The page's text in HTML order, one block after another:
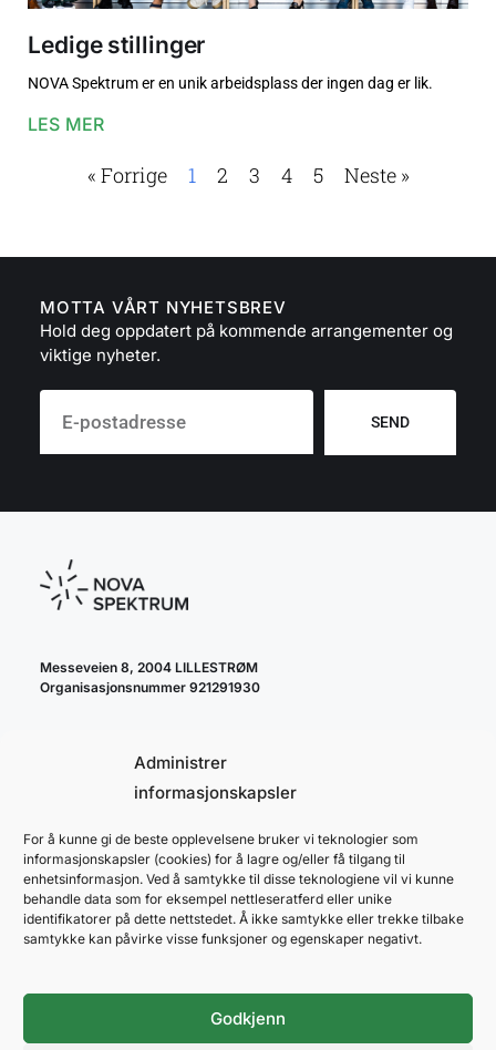
Administrer
informasjonskapsler
For å kunne gi de beste opplevelsene bruker vi teknologier som
informasjonskapsler (cookies) for å lagre og/eller få tilgang til
enhetsinformasjon. Ved å samtykke til disse teknologiene vil vi kunne
behandle data som for eksempel nettleseratferd eller unike
identifikatorer på dette nettstedet. Å ikke samtykke eller trekke tilbake
samtykke kan påvirke visse funksjoner og egenskaper negativt.
Godkjenn
Ledige stillinger
NOVA Spektrum er en unik arbeidsplass der ingen dag er lik.
LES MER
« Forrige 1 2 3 4 5 Neste »
MOTTA VÅRT NYHETSBREV
Hold deg oppdatert på kommende arrangementer og
viktige nyheter.
SEND
Messeveien 8, 2004 LILLESTRØM
Organisasjonsnummer 921291930
cookie policy
personvernerklæring